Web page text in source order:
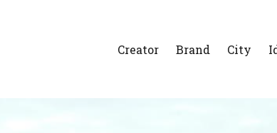
Creator Brand City